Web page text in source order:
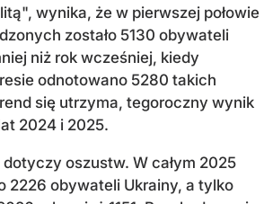
wynika, że w pierwszej połowie
zostało 5130 obywateli
niż rok wcześniej, kiedy
odnotowano 5280 takich
się utrzyma, tegoroczny wynik
2024 i 2025.
dotyczy oszustw. W całym 2025
2226 obywateli Ukrainy, a tylko